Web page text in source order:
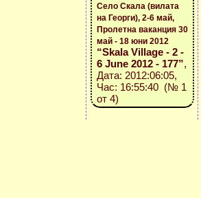
Село Скала (вилата
на Георги), 2-6 май,
Пролетна ваканция 30
май - 18 юни 2012
“Skala Village - 2 -
6 June 2012 - 177”,
Дата: 2012:06:05,
Час: 16:55:40 (№ 1
от 4)